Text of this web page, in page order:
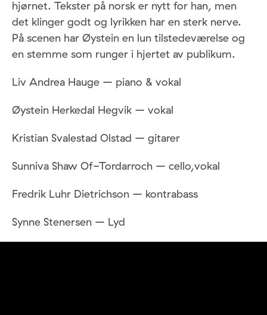
hjørnet. Tekster på norsk er nytt for han, men
det klinger godt og lyrikken har en sterk nerve.
På scenen har Øystein en lun tilstedeværelse og
en stemme som runger i hjertet av publikum.
Liv Andrea Hauge – piano & vokal
Øystein Herkedal Hegvik – vokal
Kristian Svalestad Olstad – gitarer
Sunniva Shaw Of-Tordarroch – cello,vokal
Fredrik Luhr Dietrichson – kontrabass
Synne Stenersen – Lyd